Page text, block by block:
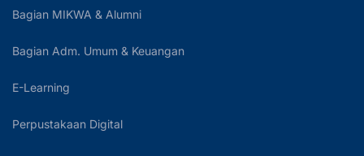
Bagian MIKWA & Alumni
Bagian Adm. Umum & Keuangan
E-Learning
Perpustakaan Digital